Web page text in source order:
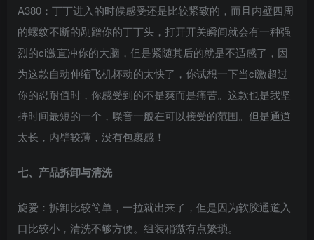
A380：丁丁进入的时候感受还是比较紧致的，而且内壁四周
的螺纹不断的剐蹭你的丁丁头，打开开关瞬间就会有一种强
烈的ci激直冲你的大脑，但是紧随其后的就是不适感了，因
为这款自动伸缩飞机杯动的太快了，你试想一下当ci激超过
你的忍耐值时，你感受到的不是爽而是痛苦。这款也是我坚
持时间最短的一个，噪音一般在可以接受的范围。但是通道
太长，内壁较薄，没有包裹感！
七、产品拆卸与清洗
旋爱：拆卸比较简单，一拉就出来了，但是因为软胶通道入
口比较小，清洗不够方便。组装稍微有点繁琐。